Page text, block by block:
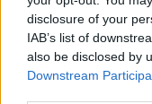
disclosure of your
IAB’s list of
also be disclosed by
Downstream
honlapjukon
(organikus)
ütemezünk, az is
belecsöppenünk